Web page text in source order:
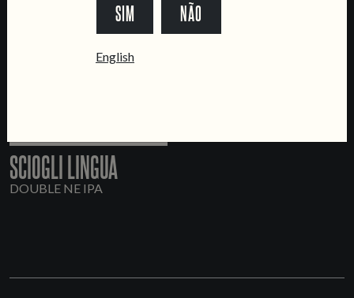
SCIOGLI LINGUA
DOUBLE NE IPA
SIM NÃO
English